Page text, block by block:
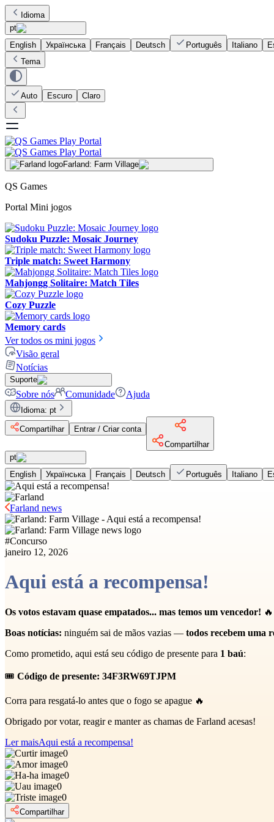
Idioma
pt
English
Українська Français Deutsch Português Italiano
Tema
Auto Escuro Claro
Farland: Farm Village
QS Games
Portal Mini jogos
Sudoku Puzzle: Mosaic Journey
Triple match: Sweet Harmony
Mahjongg Solitaire: Match Tiles
Cozy Puzzle
Memory cards
Ver todos os mini jogos
Visão geral
Notícias
Suporte
Sobre nós Comunidade Ajuda
Idioma: pt
Compartilhar
Entrar / Criar conta
Compartilhar
pt
English
Українська Français Deutsch Português Italiano
Farland news
#Concurso
janeiro 12, 2026
Aqui está a recompensa!
Os votos estavam quase empatados... mas temos um vencedor! 🔥
Boas notícias: ninguém sai de mãos vazias — todos recebem uma
Como prometido, aqui está seu código de presente para 1 baú:
🎟 Código de presente: 34F3RW69TJPM
Corra para resgatá-lo antes que o fogo se apague 🔥
Obrigado por votar, reagir e manter as chamas de Farland acesas!
Ler maisAqui está a recompensa!
0
0
0
0
0
Compartilhar